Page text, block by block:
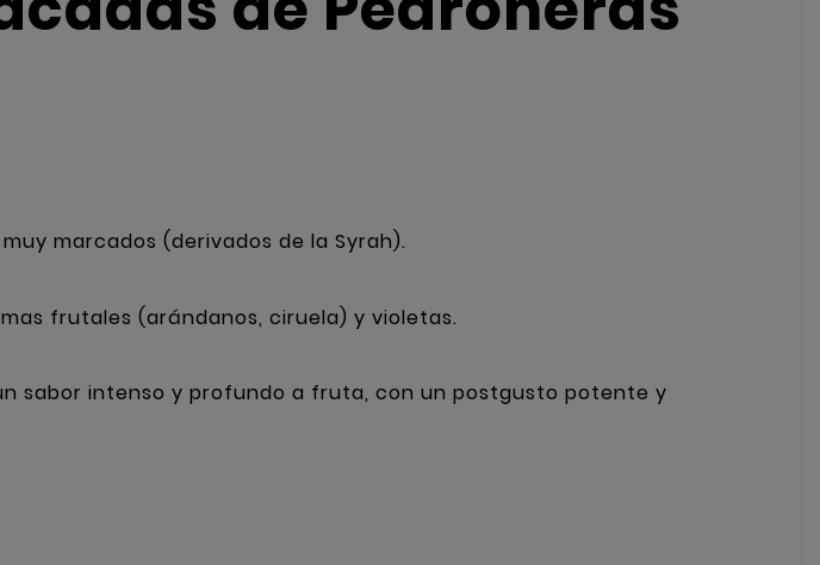
marcados (derivados de la Syrah).
frutales (arándanos, ciruela) y violetas.
sabor intenso y profundo a fruta, con un postgusto potente y